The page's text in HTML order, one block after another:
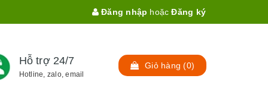
Đăng nhập hoặc Đăng ký
Hỗ trợ 24/7
Hotline, zalo, email
Giỏ hàng (0)